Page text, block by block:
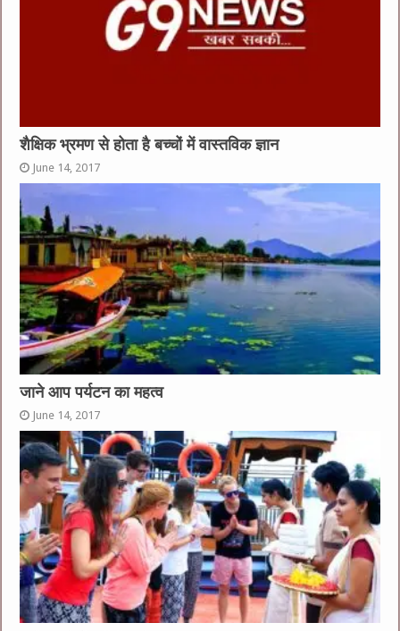
शैक्षिक भ्रमण से होता है बच्चों में वास्तविक ज्ञान
June 14, 2017
जाने आप पर्यटन का महत्व
June 14, 2017